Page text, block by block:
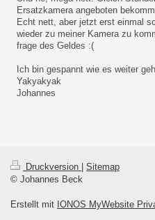
Ersatzkamera angeboten
Echt nett, aber jetzt erst einmal
wieder zu meiner Kamera zu
frage des Geldes :(
Ich bin gespannt wie es weiter
Yakyakyak
Johannes
Druckversion
Sitemap
© Johannes Beck
Erstellt mit IONOS MyWebsite